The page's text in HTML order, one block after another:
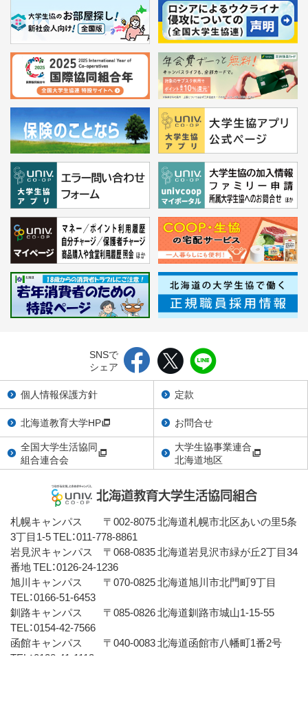
SNSで
シェア
個人情報保護方針
定款
北海道教育大学HP
お問合せ
全国大学生活協同
組合連合会
大学生協事業連合
北海道地区
札幌キャンパス 〒002-8075 北海道札幌市北区あいの里5条
3丁目1-5 TEL：011-778-8861
岩見沢キャンパス 〒068-0835 北海道岩見沢市緑が丘2丁目34
番地 TEL：0126-24-1236
旭川キャンパス 〒070-0825 北海道旭川市北門町9丁目
TEL：0166-51-6453
釧路キャンパス 〒085-0826 北海道釧路市城山1-15-55
TEL：0154-42-7566
函館キャンパス 〒040-0083 北海道函館市八幡町1番2号
TEL：0138-41-1113